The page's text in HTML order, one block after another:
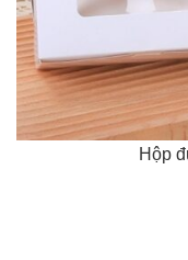
Hộp